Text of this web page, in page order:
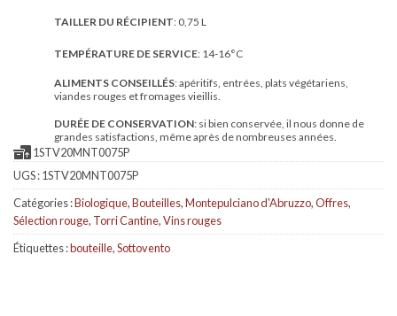
TAILLER DU RÉCIPIENT: 0,75 L
TEMPÉRATURE DE SERVICE: 14-16°C
ALIMENTS CONSEILLÉS: apéritifs, entrées, plats végétariens,
viandes rouges et fromages vieillis.
DURÉE DE CONSERVATION: si bien conservée, il nous donne de
grandes satisfactions, même après de nombreuses années.
1STV20MNT0075P
UGS :1STV20MNT0075P
Catégories :Biologique,Bouteilles,Montepulciano d'Abruzzo,Offres,
Sélection rouge, Torri Cantine,Vins rouges
Étiquettes :bouteille,Sottovento